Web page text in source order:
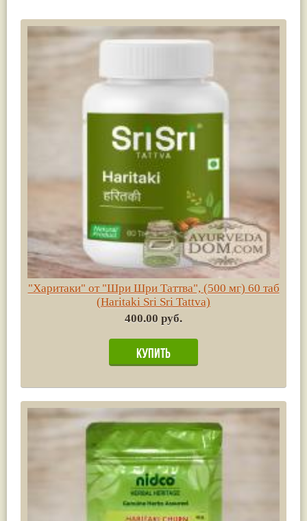
"Харитаки" от "Шри Шри Таттва", (500 мг) 60 таб
(Haritaki Sri Sri Tattva)
400.00 руб.